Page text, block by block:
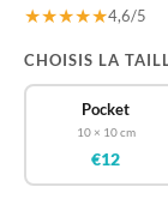
★★★★★4,6/5
CHOISIS LA
Pocket
10 × 10 cm
€12